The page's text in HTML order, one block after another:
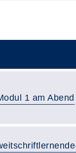
1 am Abend